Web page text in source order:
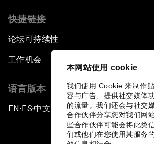
本网站使用 cookie
我们使用 Cookie 来制作
容与广告、提供社交媒体
的流量。我们还会与社交
合作伙伴分享您对我们网
些合作伙伴可能会将此类
们或他们在您使用其服务
快捷链接
论坛可持续性
工作机会
语言版本
EN ▪ES▪中文▪ 日本語